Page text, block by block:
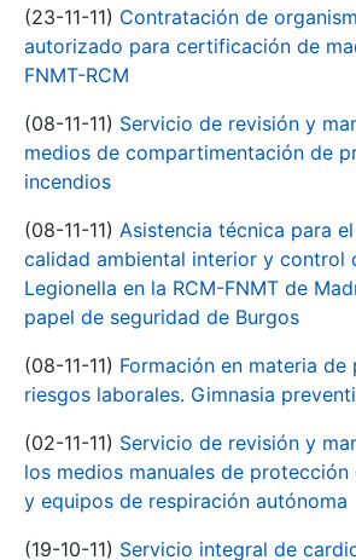
(23-11-11) Contratación de
autorizado para certificación de
FNMT-RCM
(08-11-11) Servicio de revisión y
medios de compartimentación de
incendios
(08-11-11) Asistencia técnica para
calidad ambiental interior y control
Legionella en la RCM-FNMT de
papel de seguridad de Burgos
(08-11-11) Formación en materia de
riesgos laborales. Gimnasia
(02-11-11) Servicio de revisión y
los medios manuales de
y equipos de respiración autónoma
(19-10-11) Servicio integral de